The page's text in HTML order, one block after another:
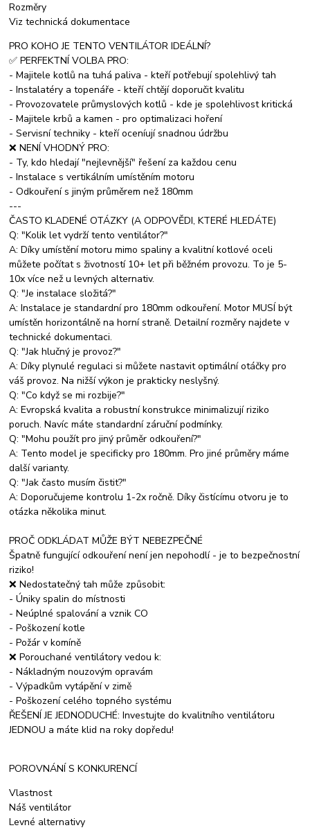
Rozměry
Viz technická dokumentace
PRO KOHO JE TENTO VENTILÁTOR IDEÁLNÍ?
✅ PERFEKTNÍ VOLBA PRO:
- Majitele kotlů na tuhá paliva - kteří potřebují spolehlivý tah
- Instalatéry a topenáře - kteří chtějí doporučit kvalitu
- Provozovatele průmyslových kotlů - kde je spolehlivost kritická
- Majitele krbů a kamen - pro optimalizaci hoření
- Servisní techniky - kteří oceníují snadnou údržbu
❌ NENÍ VHODNÝ PRO:
- Ty, kdo hledají "nejlevnější" řešení za každou cenu
- Instalace s vertikálním umístěním motoru
- Odkouření s jiným průměrem než 180mm
---
ČASTO KLADENÉ OTÁZKY (A ODPOVĚDI, KTERÉ HLEDÁTE)
Q: "Kolik let vydrží tento ventilátor?"
A: Díky umístění motoru mimo spaliny a kvalitní kotlové oceli
můžete počítat s životností 10+ let při běžném provozu. To je 5-
10x více než u levných alternativ.
Q: "Je instalace složitá?"
A: Instalace je standardní pro 180mm odkouření. Motor MUSÍ být
umístěn horizontálně na horní straně. Detailní rozměry najdete v
technické dokumentaci.
Q: "Jak hlučný je provoz?"
A: Díky plynulé regulaci si můžete nastavit optimální otáčky pro
váš provoz. Na nižší výkon je prakticky neslyšný.
Q: "Co když se mi rozbije?"
A: Evropská kvalita a robustní konstrukce minimalizují riziko
poruch. Navíc máte standardní záruční podmínky.
Q: "Mohu použít pro jiný průměr odkouření?"
A: Tento model je specificky pro 180mm. Pro jiné průměry máme
další varianty.
Q: "Jak často musím čistit?"
A: Doporučujeme kontrolu 1-2x ročně. Díky čistícímu otvoru je to
otázka několika minut.
PROČ ODKLÁDAT MŮŽE BÝT NEBEZPEČNÉ
Špatně fungující odkouření není jen nepohodlí - je to bezpečnostní
riziko!
❌ Nedostatečný tah může způsobit:
- Úniky spalin do místnosti
- Neúplné spalování a vznik CO
- Poškození kotle
- Požár v komíně
❌ Porouchané ventilátory vedou k:
- Nákladným nouzovým opravám
- Výpadkům vytápění v zimě
- Poškození celého topného systému
ŘEŠENÍ JE JEDNODUCHÉ: Investujte do kvalitního ventilátoru
JEDNOU a máte klid na roky dopředu!
POROVNÁNÍ S KONKURENCÍ
Vlastnost
Náš ventilátor
Levné alternativy